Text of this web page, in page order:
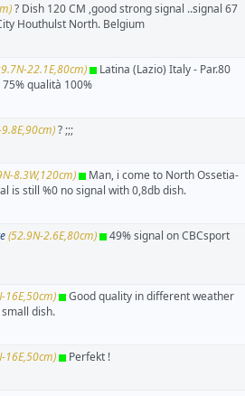
? Dish 120 CM ,good strong signal ..signal 67
Houthulst North. Belgium
22.1E,80cm)
Latina (Lazio) Italy - Par.80
qualità 100%
? ;;;
8.3W,120cm)
Man, i come to North Ossetia-
is still %0 no signal with 0,8db dish.
(52.9N-2.6E,80cm)
49% signal on CBCsport
16E,50cm)
Good quality in different weather
dish.
16E,50cm) Perfekt !